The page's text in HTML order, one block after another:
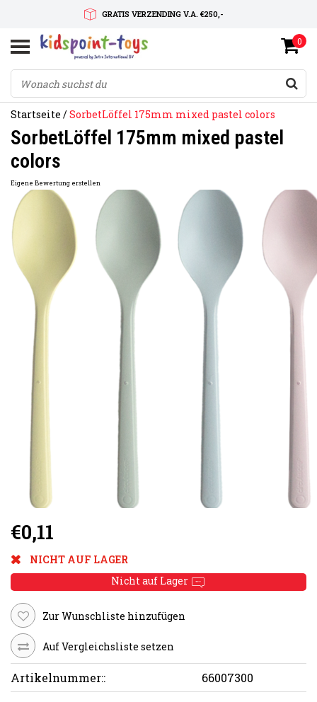
GRATIS VERZENDING V.A. €250,-
SNELLE LEVERTIJD
SERVICE OP MAAT
0
Startseite /SorbetLöffel 175mm mixed pastel colors
SorbetLöffel 175mm mixed pastel
colors
Eigene Bewertung erstellen
€0,11
NICHT AUF LAGER
Nicht auf Lager
Zur Wunschliste hinzufügen
Auf Vergleichsliste setzen
Artikelnummer:: 66007300